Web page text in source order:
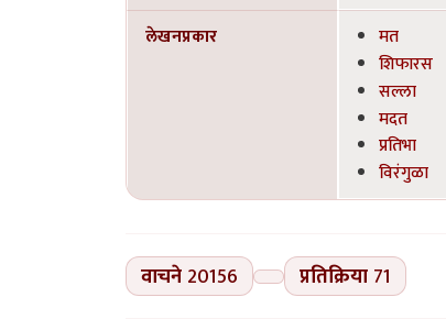
लेखनप्रकार
मत
शिफारस
सल्ला
मदत
प्रतिभा
विरंगुळा
वाचने 20156 प्रतिक्रिया 71